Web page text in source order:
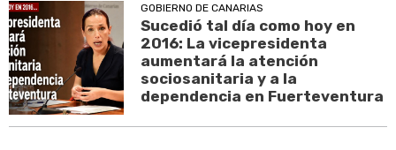
GOBIERNO DE CANARIAS
Sucedió tal día como hoy en
2016: La vicepresidenta
aumentará la atención
sociosanitaria y a la
dependencia en Fuerteventura